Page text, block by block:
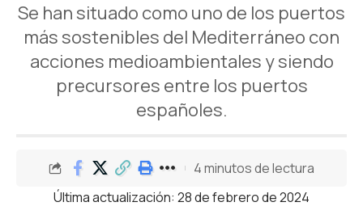
Se han situado como uno de los puertos
más sostenibles del Mediterráneo con
acciones medioambientales y siendo
precursores entre los puertos
españoles.
Última actualización: 28 de febrero de 2024
4 minutos de lectura